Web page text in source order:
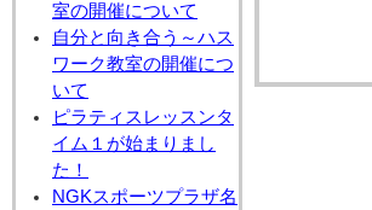
室の開催について
自分と向き合う～ハス
ワーク教室の開催につ
いて
ピラティスレッスンタ
イム１が始まりまし
た！
NGKスポーツプラザ名